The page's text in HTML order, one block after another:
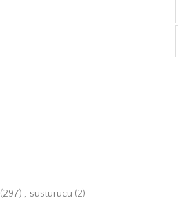
(297) , susturucu (2)